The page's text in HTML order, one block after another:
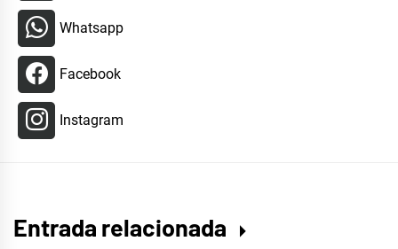
Whatsapp
Facebook
Instagram
Entrada relacionada